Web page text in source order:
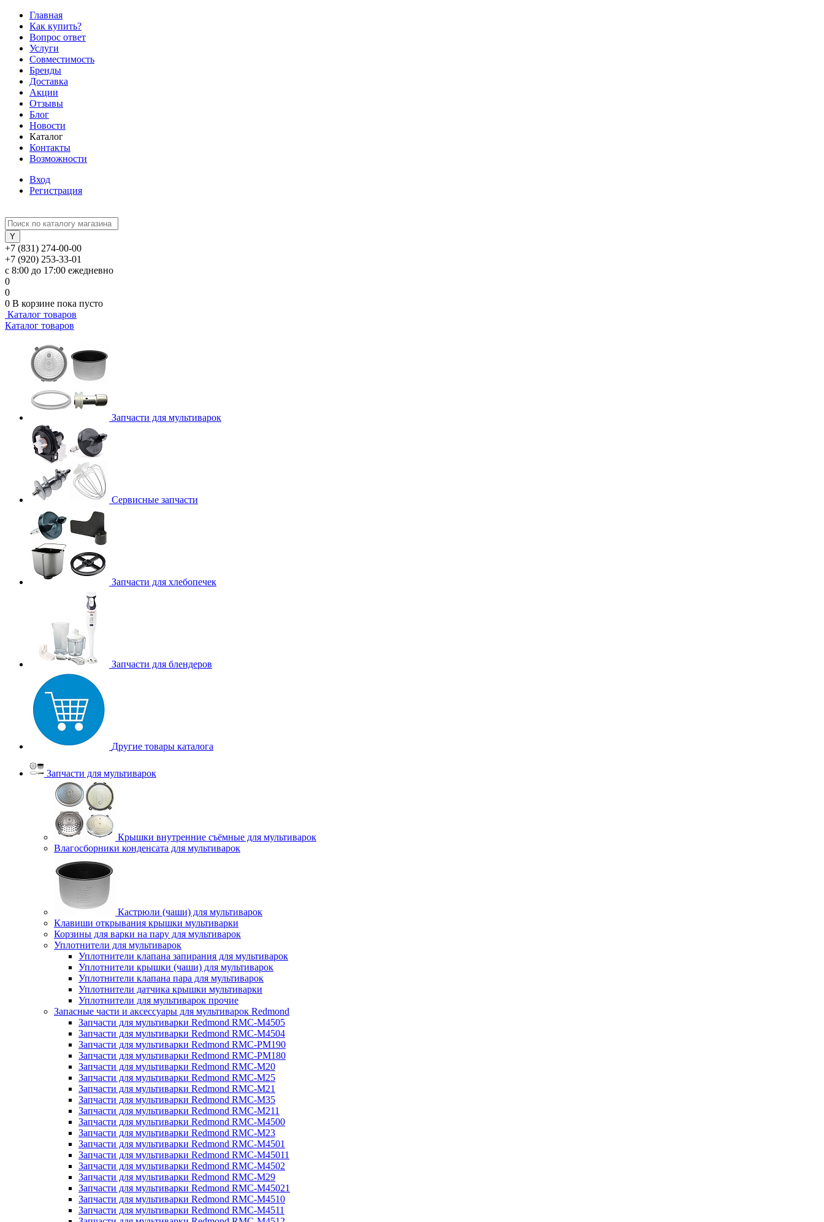
Главная
Как купить?
Вопрос ответ
Услуги
Совместимость
Бренды
Доставка
Акции
Отзывы
Блог
Новости
Каталог
Контакты
Возможности
Вход
Регистрация
+7 (831) 274-00-00
+7 (920) 253-33-01
с 8:00 до 17:00 ежедневно
0
0
0 В корзине пока пусто
Каталог товаров
Каталог товаров
Запчасти для мультиварок
Сервисные запчасти
Запчасти для хлебопечек
Запчасти для блендеров
Другие товары каталога
Запчасти для мультиварок
Крышки внутренние съёмные для мультиварок
Влагосборники конденсата для мультиварок
Кастрюли (чаши) для мультиварок
Клавиши открывания крышки мультиварки
Корзины для варки на пару для мультиварок
Уплотнители для мультиварок
Уплотнители клапана запирания для мультиварок
Уплотнители крышки (чаши) для мультиварок
Уплотнители клапана пара для мультиварок
Уплотнители датчика крышки мультиварки
Уплотнители для мультиварок прочие
Запасные части и аксессуары для мультиварок Redmond
Запчасти для мультиварки Redmond RMC-M4505
Запчасти для мультиварки Redmond RMC-M4504
Запчасти для мультиварки Redmond RMC-PM190
Запчасти для мультиварки Redmond RMC-PM180
Запчасти для мультиварки Redmond RMC-M20
Запчасти для мультиварки Redmond RMC-M25
Запчасти для мультиварки Redmond RMC-M21
Запчасти для мультиварки Redmond RMC-M35
Запчасти для мультиварки Redmond RMC-M211
Запчасти для мультиварки Redmond RMC-M4500
Запчасти для мультиварки Redmond RMC-M23
Запчасти для мультиварки Redmond RMC-M4501
Запчасти для мультиварки Redmond RMC-M45011
Запчасти для мультиварки Redmond RMC-M4502
Запчасти для мультиварки Redmond RMC-M29
Запчасти для мультиварки Redmond RMC-M45021
Запчасти для мультиварки Redmond RMC-M4510
Запчасти для мультиварки Redmond RMC-M4511